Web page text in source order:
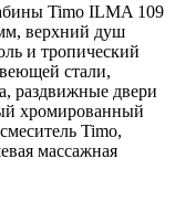
Timo ILMA 109
верхний душ
и тропический
стали,
раздвижные двери
хромированный
Timo,
массажная